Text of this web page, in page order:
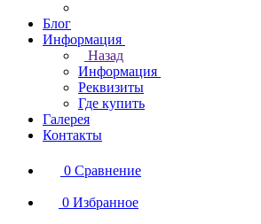
Блог
Информация
Назад
Информация
Реквизиты
Где купить
Галерея
Контакты
0 Сравнение
0 Избранное